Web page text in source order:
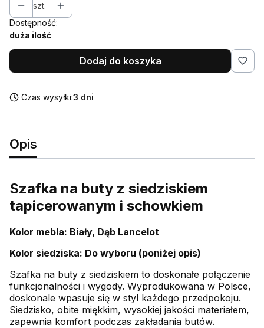
szt.
Dostępność:
duża ilość
Dodaj do koszyka
Czas wysyłki:3 dni
Opis
Szafka na buty z siedziskiem
tapicerowanym i schowkiem
Kolor mebla: Biały, Dąb Lancelot
Kolor siedziska: Do wyboru (poniżej opis)
Szafka na buty z siedziskiem to doskonałe połączenie
funkcjonalności i wygody. Wyprodukowana w Polsce,
doskonale wpasuje się w styl każdego przedpokoju.
Siedzisko, obite miękkim, wysokiej jakości materiałem,
zapewnia komfort podczas zakładania butów.